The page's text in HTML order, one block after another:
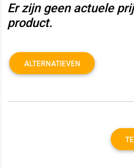
Er zijn geen actuele
product.
ALTERNATIEVEN